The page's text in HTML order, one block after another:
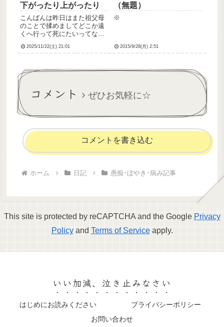
下がったり上がったり
こんばんは昨日はまた祖父母
のことで揉めましてどこか遠
くへ行って死にたいってなり
仕事頑張ってきました。うち
ーで、家族の言うことなんか
ぜんっぜん聞いてくれないん
で...
2025/11/22(土) 21:01
（無題）
※
2015/9/28(月) 2:51
コメント ぜひお気軽に☆
コメントを書き込む
ホーム 日記 愚痴･ぼやき･病み記事
This site is protected by reCAPTCHA and the Google Privacy
Policyand Terms of Serviceapply.
いい加減、泣き止みなさい
はじめにお読みください
プライバシーポリシー
お問い合わせ